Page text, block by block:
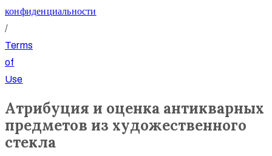
конфиденциальности
/
Terms
of
Use
Атрибуция и оценка антикварных
предметов из художественного
стекла